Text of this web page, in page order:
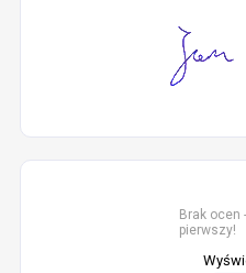
Brak ocen
pierwszy!